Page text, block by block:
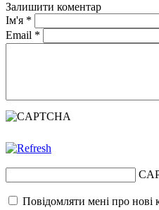
Залишити коментар
Ім'я *
Email *
Повідомляти мені про нові